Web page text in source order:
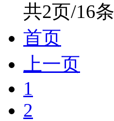
共2页/16条
首页
上一页
1
2